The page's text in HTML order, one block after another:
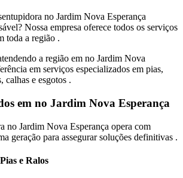
no Jardim Nova Esperança
Nossa empresa oferece todos os serviços
toda a região .
a região em no Jardim Nova
em serviços especializados em pias,
calhas e esgotos .
em no Jardim Nova Esperança
no Jardim Nova Esperança opera com
geração para assegurar soluções definitivas .
e Ralos